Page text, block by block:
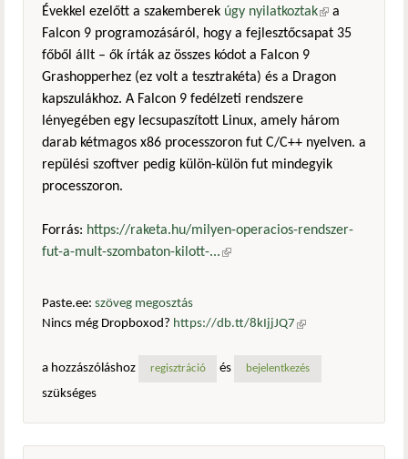
Évekkel ezelőtt a szakemberek úgy nyilatkoztak(külső
hivatkozás)
a
Falcon 9 programozásáról, hogy a fejlesztőcsapat 35
főből állt – ők írták az összes kódot a Falcon 9
Grashopperhez (ez volt a tesztrakéta) és a Dragon
kapszulákhoz. A Falcon 9 fedélzeti rendszere
lényegében egy lecsupaszított Linux, amely három
darab kétmagos x86 processzoron fut C/C++ nyelven. a
repülési szoftver pedig külön-külön fut mindegyik
processzoron.
Forrás: https://raketa.hu/milyen-operacios-rendszer-
fut-a-mult-szombaton-kilott-...(külső hivatkozás)
Paste.ee: szöveg megosztás
Nincs még Dropboxod? https://db.tt/8kIjjJQ7 (külső
a hozzászóláshoz
regisztráció és bejelentkezés
szükséges